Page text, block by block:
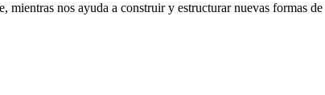
mientras nos ayuda a construir y estructurar nuevas formas